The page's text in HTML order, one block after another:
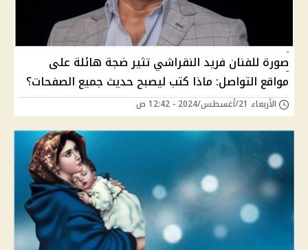
صورة للفنان فريد النقراشي تثير ضجة هائلة على
مواقع التواصل: ماذا كتب ليصبح حديث جميع الصفحات؟
الأربعاء 21/أغسطس/2024 - 12:42 ص